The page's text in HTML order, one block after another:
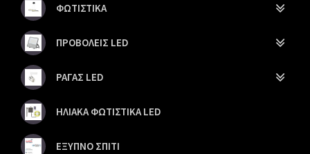
ΦΩΤΙΣΤΙΚΑ
ΠΡΟΒΟΛΕΙΣ LED
ΡΑΓΑΣ LED
ΗΛΙΑΚΑ ΦΩΤΙΣΤΙΚΑ LED
ΕΞΥΠΝΟ ΣΠΙΤΙ